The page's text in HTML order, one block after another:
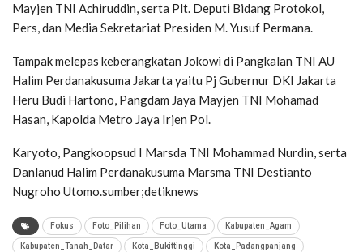
Mayjen TNI Achiruddin, serta Plt. Deputi Bidang Protokol,
Pers, dan Media Sekretariat Presiden M. Yusuf Permana.
Tampak melepas keberangkatan Jokowi di Pangkalan TNI AU
Halim Perdanakusuma Jakarta yaitu Pj Gubernur DKI Jakarta
Heru Budi Hartono, Pangdam Jaya Mayjen TNI Mohamad
Hasan, Kapolda Metro Jaya Irjen Pol.
Karyoto, Pangkoopsud I Marsda TNI Mohammad Nurdin, serta
Danlanud Halim Perdanakusuma Marsma TNI Destianto
Nugroho Utomo.sumber;detiknews
Fokus Foto_Pilihan Foto_Utama Kabupaten_Agam
Kabupaten_Tanah_Datar Kota_Bukittinggi Kota_Padangpanjang